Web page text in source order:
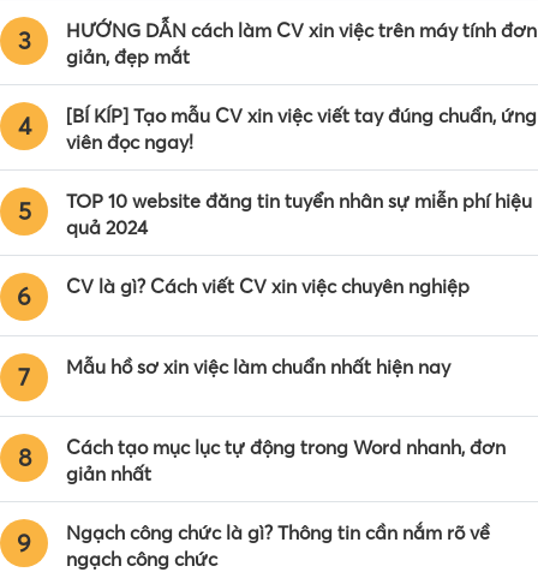
3
HƯỚNG DẪN cách làm CV xin việc trên máy tính đơn
giản, đẹp mắt
4
[BÍ KÍP] Tạo mẫu CV xin việc viết tay đúng chuẩn, ứng
viên đọc ngay!
5
TOP 10 website đăng tin tuyển nhân sự miễn phí hiệu
quả 2024
6 CV là gì? Cách viết CV xin việc chuyên nghiệp
7 Mẫu hồ sơ xin việc làm chuẩn nhất hiện nay
8
Cách tạo mục lục tự động trong Word nhanh, đơn
giản nhất
9
Ngạch công chức là gì? Thông tin cần nắm rõ về
ngạch công chức